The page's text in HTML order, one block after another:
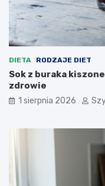
DIETA RODZAJE DIET
Sok z buraka
zdrowie
1 sierpnia 2026